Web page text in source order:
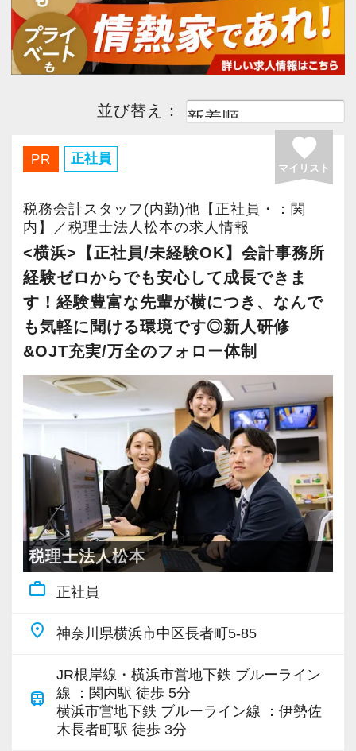
並び替え：
PR 正社員 favorite
マイリスト
税務会計スタッフ(内勤)他【正社員・：関
内】／税理士法人松本の求人情報
<横浜>【正社員/未経験OK】会計事務所
経験ゼロからでも安心して成長できま
す！経験豊富な先輩が横につき、なんで
も気軽に聞ける環境です◎新人研修
&OJT充実/万全のフォロー体制
税理士法人松本
work_outline 正社員
place 神奈川県横浜市中区長者町5-85
train
JR根岸線・横浜市営地下鉄 ブルーライン
線 ：関内駅 徒歩 5分
横浜市営地下鉄 ブルーライン線 ：伊勢佐
木長者町駅 徒歩 3分